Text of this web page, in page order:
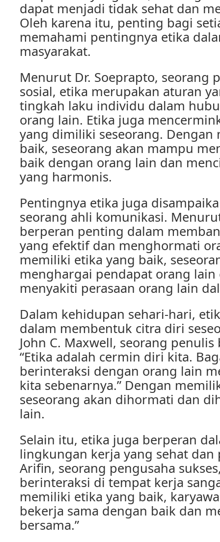
dapat menjadi tidak sehat dan
Oleh karena itu, penting bagi
memahami pentingnya etika
masyarakat.
Menurut Dr. Soeprapto, seorang
sosial, etika merupakan aturan
tingkah laku individu dalam
orang lain. Etika juga
yang dimiliki seseorang.
baik, seseorang akan mampu
baik dengan orang lain dan
yang harmonis.
Pentingnya etika juga
seorang ahli komunikasi.
berperan penting dalam
yang efektif dan menghormati
memiliki etika yang baik,
menghargai pendapat orang
menyakiti perasaan orang lain
Dalam kehidupan sehari-hari,
dalam membentuk citra diri
John C. Maxwell, seorang
“Etika adalah cermin diri kita.
berinteraksi dengan orang lain
kita sebenarnya.” Dengan
seseorang akan dihormati dan
lain.
Selain itu, etika juga berperan
lingkungan kerja yang sehat
Arifin, seorang pengusaha
berinteraksi di tempat kerja
memiliki etika yang baik,
bekerja sama dengan baik dan
bersama.”